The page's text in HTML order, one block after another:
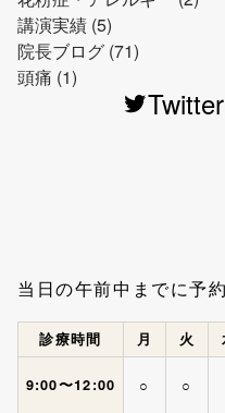
講演実績 (5)
院長ブログ (71)
頭痛 (1)
Twitter
当日の午前中までに予
診療時間 月 火
9:00〜12:00 ○ ○